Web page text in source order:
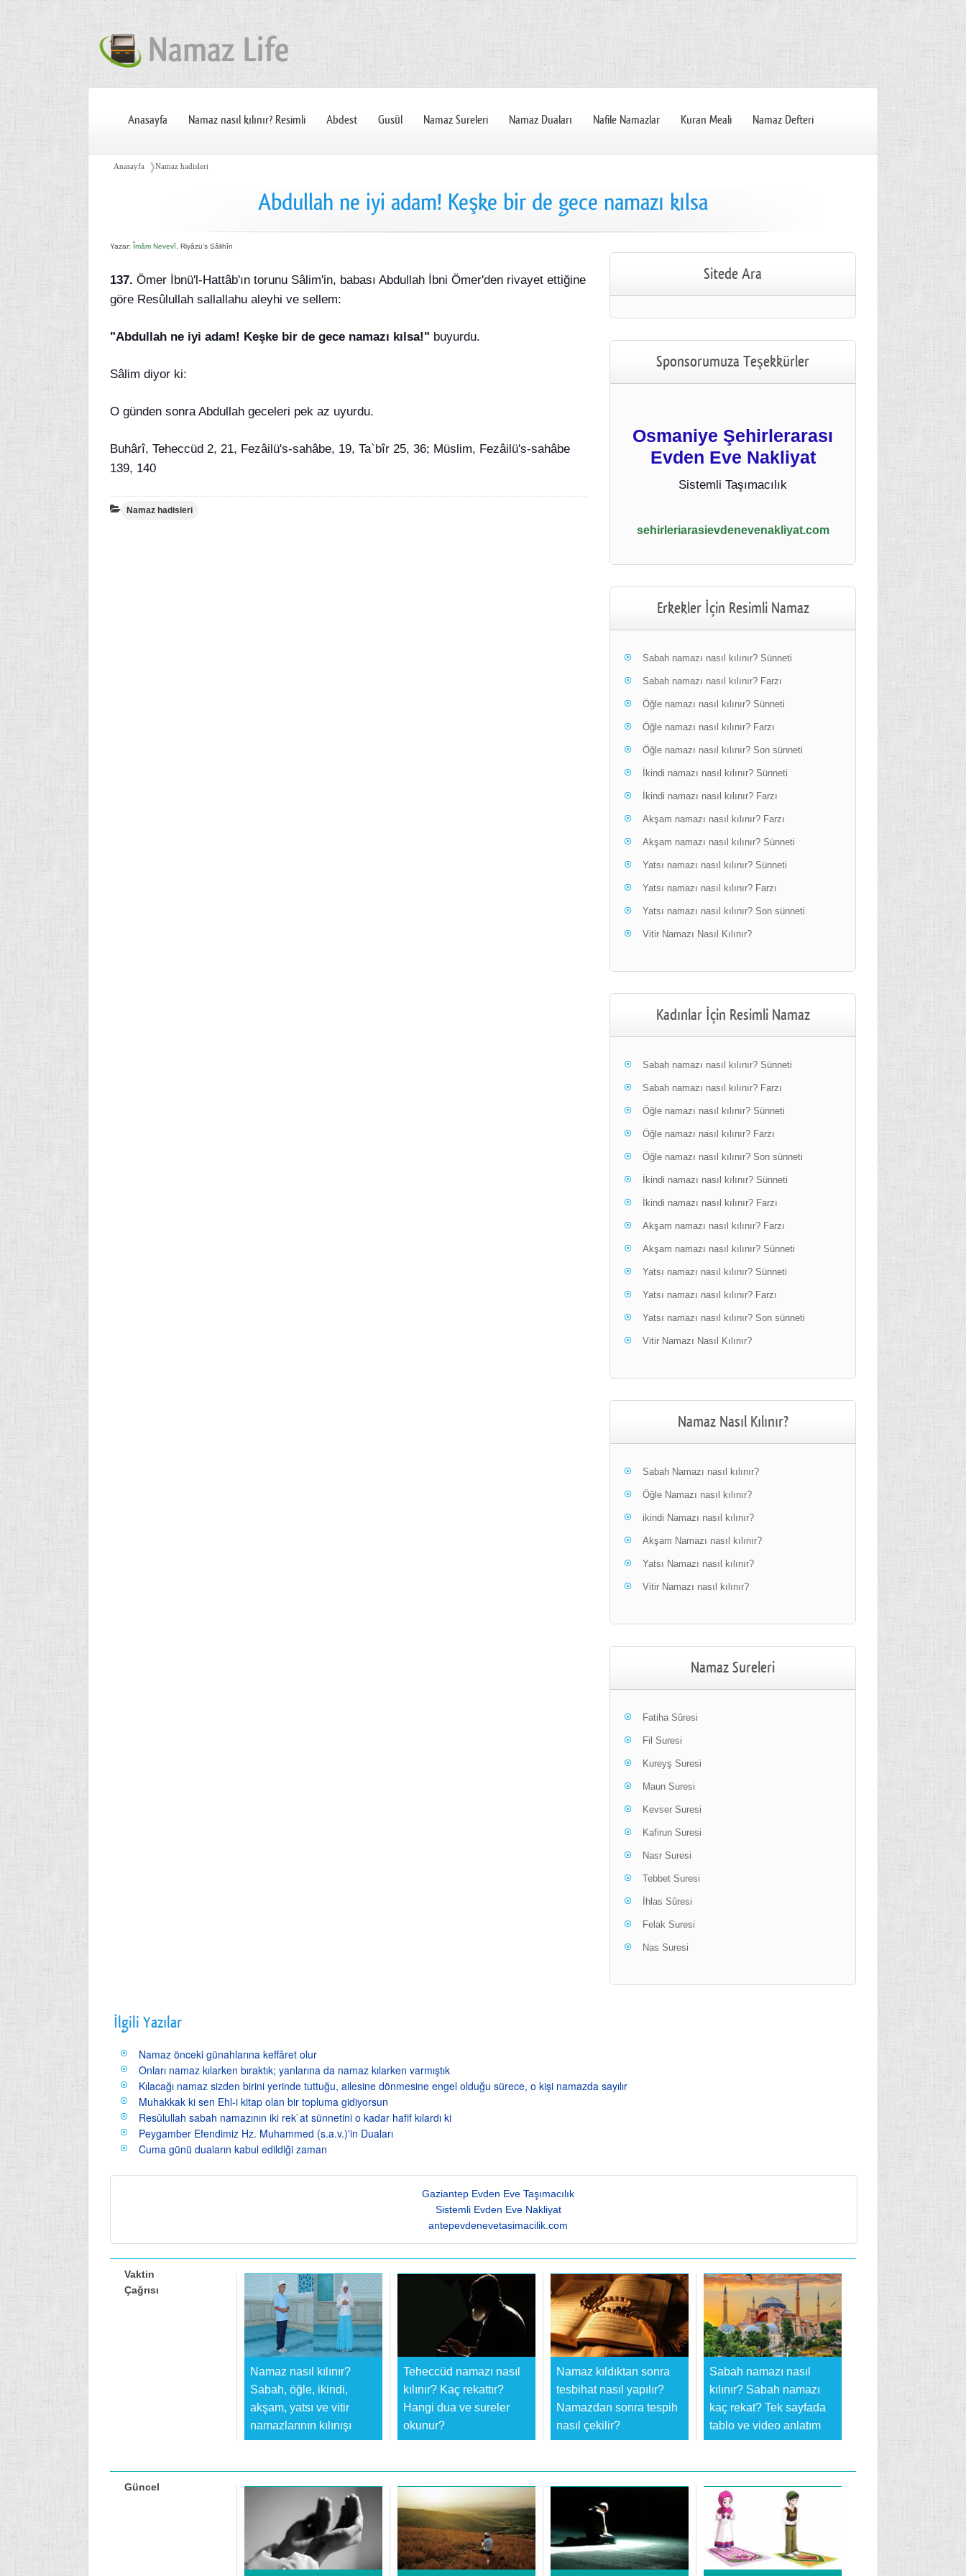
Anasayfa Namaz nasıl kılınır? Resimli Abdest Gusül Namaz Sureleri Namaz Duaları Nafile Namazlar Kuran Meali Namaz Defteri
Anasayfa ❭Namaz hadisleri
Abdullah ne iyi adam! Keşke bir de gece namazı kılsa
Yazar: Îmâm Nevevî , Riyâzü's Sâlihîn
137. Ömer İbnü'l-Hattâb'ın torunu Sâlim'in, babası Abdullah İbni Ömer'den rivayet ettiğine
göre Resûlullah sallallahu aleyhi ve sellem:
"Abdullah ne iyi adam! Keşke bir de gece namazı kılsa!" buyurdu.
Sâlim diyor ki:
O günden sonra Abdullah geceleri pek az uyurdu.
Buhârî, Teheccüd 2, 21, Fezâilü's-sahâbe, 19, Ta`bîr 25, 36; Müslim, Fezâilü's-sahâbe
139, 140
Namaz hadisleri
Sitede Ara
Sponsorumuza Teşekkürler
Osmaniye Şehirlerarası
Evden Eve Nakliyat
Sistemli Taşımacılık
sehirleriarasievdenevenakliyat.com
Erkekler İçin Resimli Namaz
Sabah namazı nasıl kılınır? Sünneti
Sabah namazı nasıl kılınır? Farzı
Öğle namazı nasıl kılınır? Sünneti
Öğle namazı nasıl kılınır? Farzı
Öğle namazı nasıl kılınır? Son sünneti
İkindi namazı nasıl kılınır? Sünneti
İkindi namazı nasıl kılınır? Farzı
Akşam namazı nasıl kılınır? Farzı
Akşam namazı nasıl kılınır? Sünneti
Yatsı namazı nasıl kılınır? Sünneti
Yatsı namazı nasıl kılınır? Farzı
Yatsı namazı nasıl kılınır? Son sünneti
Vitir Namazı Nasıl Kılınır?
Kadınlar İçin Resimli Namaz
Sabah namazı nasıl kılınır? Sünneti
Sabah namazı nasıl kılınır? Farzı
Öğle namazı nasıl kılınır? Sünneti
Öğle namazı nasıl kılınır? Farzı
Öğle namazı nasıl kılınır? Son sünneti
İkindi namazı nasıl kılınır? Sünneti
İkindi namazı nasıl kılınır? Farzı
Akşam namazı nasıl kılınır? Farzı
Akşam namazı nasıl kılınır? Sünneti
Yatsı namazı nasıl kılınır? Sünneti
Yatsı namazı nasıl kılınır? Farzı
Yatsı namazı nasıl kılınır? Son sünneti
Vitir Namazı Nasıl Kılınır?
Namaz Nasıl Kılınır?
Sabah Namazı nasıl kılınır?
Öğle Namazı nasıl kılınır?
ikindi Namazı nasıl kılınır?
Akşam Namazı nasıl kılınır?
Yatsı Namazı nasıl kılınır?
Vitir Namazı nasıl kılınır?
Namaz Sureleri
Fatiha Sûresi
Fil Suresi
Kureyş Suresi
Maun Suresi
Kevser Suresi
Kafirun Suresi
Nasr Suresi
Tebbet Suresi
İhlas Sûresi
Felak Suresi
Nas Suresi
İlgili Yazılar
Namaz önceki günahlarına keffâret olur
Onları namaz kılarken bıraktık; yanlarına da namaz kılarken varmıştık
Kılacağı namaz sizden birini yerinde tuttuğu, ailesine dönmesine engel olduğu sürece, o kişi namazda sayılır
Muhakkak ki sen Ehl-i kitap olan bir topluma gidiyorsun
Resûlullah sabah namazının iki rek`at sünnetini o kadar hafif kılardı ki
Peygamber Efendimiz Hz. Muhammed (s.a.v.)'in Duaları
Cuma günü duaların kabul edildiği zaman
Gaziantep Evden Eve Taşımacılık
Sistemli Evden Eve Nakliyat
antepevdenevetasimacilik.com
Vaktin
Çağrısı
Sabah namazı nasıl
kılınır? Sabah namazı
kaç rekat? Tek sayfada
tablo ve video anlatım
Namaz kıldıktan sonra
tesbihat nasıl yapılır?
Namazdan sonra tespih
nasıl çekilir?
Teheccüd namazı nasıl
kılınır? Kaç rekattır?
Hangi dua ve sureler
okunur?
Namaz nasıl kılınır?
Sabah, öğle, ikindi,
akşam, yatsı ve vitir
namazlarının kılınışı
Güncel